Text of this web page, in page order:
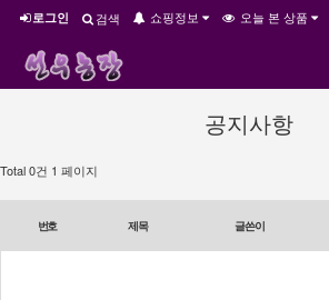
로그인 검색 쇼핑정보 오늘 본 상품
공지사항
Total 0건 1 페이지
번호 제목 글쓴이